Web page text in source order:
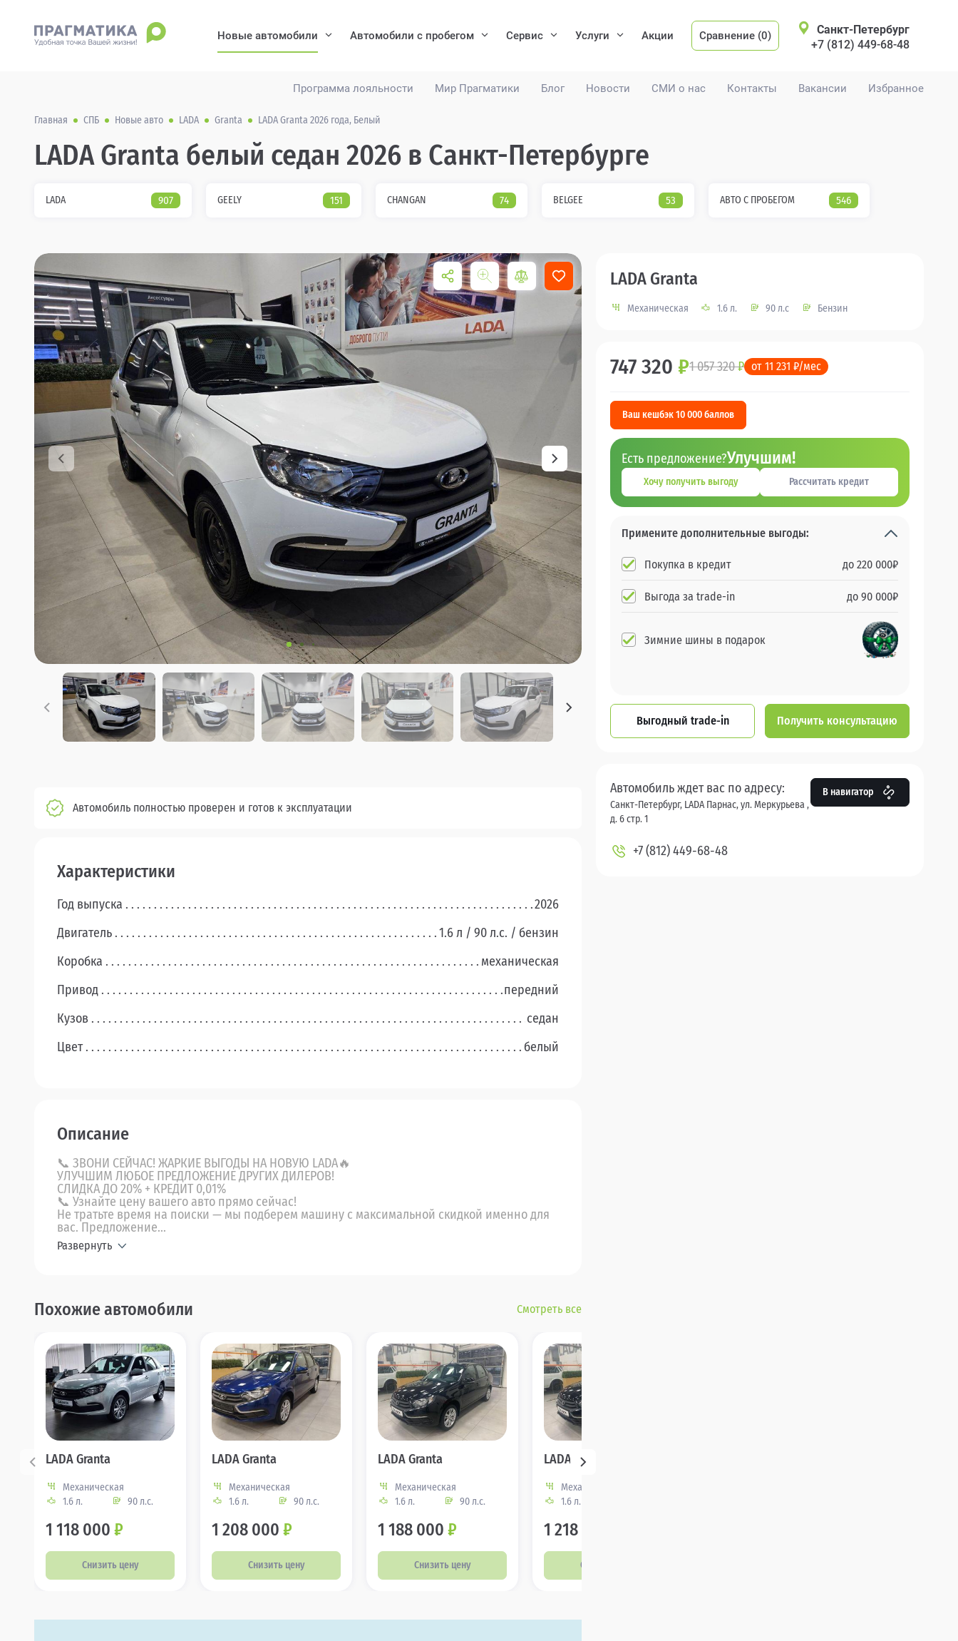
Программа лояльности Мир Прагматики Блог Новости СМИ о нас Контакты Вакансии Избранное
Новые автомобили Автомобили с пробегом Сервис Услуги Акции Сравнение (0)
Санкт-Петербург
+7 (812) 449-68-48
Главная СПБ Новые авто LADA Granta LADA Granta 2026 года, Белый
LADA Granta белый седан 2026 в Санкт-Петербурге
LADA 907 GEELY 151 CHANGAN 74 BELGEE 53 АВТО С ПРОБЕГОМ 546
Автомобиль полностью проверен и готов к эксплуатации
Характеристики
Год выпуска
2026
Двигатель
1.6 л / 90 л.c. / бензин
Коробка
механическая
Привод
передний
Кузов
седан
Цвет
белый
Описание
📞 ЗВОНИ СЕЙЧАС! ЖАРКИЕ ВЫГОДЫ НА НОВУЮ LADA🔥
УЛУЧШИМ ЛЮБОЕ ПРЕДЛОЖЕНИЕ ДРУГИХ ДИЛЕРОВ!
СЛИДКА ДО 20% + КРЕДИТ 0,01%
📞 Узнайте цену вашего авто прямо сейчас!
Не тратьте время на поиски — мы подберем машину с максимальной скидкой именно для
вас. Предложение...
Развернуть
Похожие автомобили Смотреть все
LADA Granta
Механическая
1.6 л.
90 л.с.
1 118 000 ₽
Снизить цену
LADA Granta
Механическая
1.6 л.
90 л.с.
1 208 000 ₽
Снизить цену
LADA Granta
Механическая
1.6 л.
90 л.с.
1 188 000 ₽
Снизить цену
LADA Granta
Механическая
1.6 л.
1 218 000
Снизить цену
LADA Granta
Механическая 1.6 л. 90 л.с Бензин
747 320 ₽1 057 320₽ от 11 231 ₽/мес
Ваш кешбэк 10 000 баллов
Есть предложение?Улучшим!
Хочу получить выгоду Рассчитать кредит
Примените дополнительные выгоды:
Покупка в кредит до 220 000₽
Выгода за trade-in до 90 000₽
Зимние шины в подарок
Выгодный trade-in Получить консультацию
Автомобиль ждет вас по адресу:
Санкт-Петербург, LADA Парнас, ул. Меркурьева ,
д. 6 стр. 1
В навигатор
+7 (812) 449-68-48